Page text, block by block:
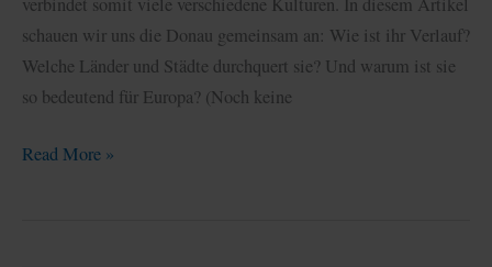
schauen wir uns die Donau gemeinsam an: Wie ist ihr Verlauf?
Welche Länder und Städte durchquert sie? Und warum ist sie
so bedeutend für Europa? (Noch keine
Die
Read More »